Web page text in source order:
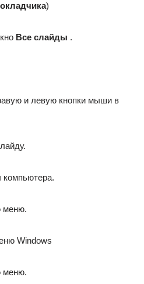
)
Все слайды .
и левую кнопки мыши в
компьютера.
меню.
Windows
меню.